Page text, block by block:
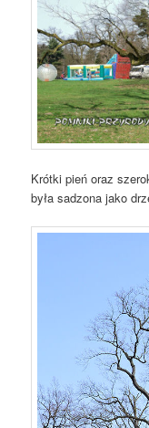
Krótki pień oraz
była sadzona jako